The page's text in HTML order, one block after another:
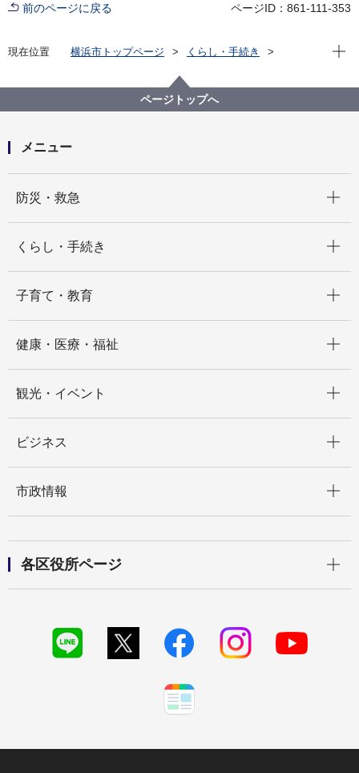
前のページに戻る ページID：861-111-353
現在位置 横浜市トップページ
くらし・手続き
交通安全のための取り組み
生活道路におけるビッグデータを活用した交通安全対
策
現在
ページトップへ
メニュー
防災・救急
くらし・手続き
子育て・教育
健康・医療・福祉
観光・イベント
ビジネス
市政情報
各区役所ページ